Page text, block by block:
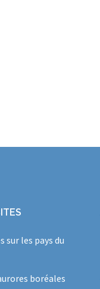
sur les pays du
boréales